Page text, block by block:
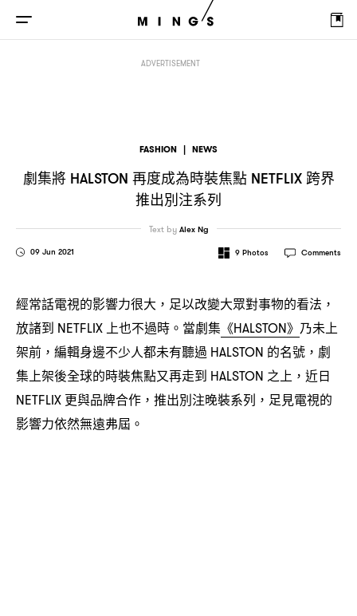
ADVERTISEMENT
FASHION | NEWS
劇集將HALSTON 再度成為時裝焦點NETFLIX跨界
推出別注系列
09 Jun 2021
Text by Alex Ng
9 Photos Comments
經常話電視的影響力很大 ， 足以改變大眾對事物的看法 ，
放諸到 NETFLIX 上也不過時。當劇集 《HALSTON》 乃未上
架前 ， 編輯身邊不少人都未有聽過 HALSTON 的名號 ， 劇
集上架後全球的時裝焦點又再走到 HALSTON 之上 ， 近日
NETFLIX 更與品牌合作 ， 推出別注晚裝系列 ， 足見電視的
影響力依然無遠弗屆。
再度成為時裝焦點 NETFLIX